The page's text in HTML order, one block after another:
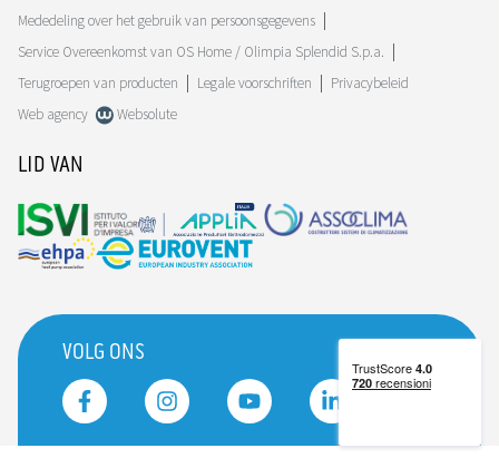
Mededeling over het gebruik van persoonsgegevens
Service Overeenkomst van OS Home / Olimpia Splendid S.p.a.
Terugroepen van producten
Legale voorschriften
Privacybeleid
Web agency
Websolute
LID VAN
VOLG ONS